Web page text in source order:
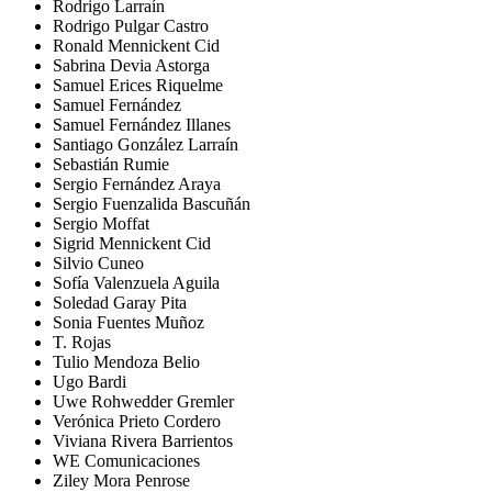
Rodrigo Larraín
Rodrigo Pulgar Castro
Ronald Mennickent Cid
Sabrina Devia Astorga
Samuel Erices Riquelme
Samuel Fernández
Samuel Fernández Illanes
Santiago González Larraín
Sebastián Rumie
Sergio Fernández Araya
Sergio Fuenzalida Bascuñán
Sergio Moffat
Sigrid Mennickent Cid
Silvio Cuneo
Sofía Valenzuela Aguila
Soledad Garay Pita
Sonia Fuentes Muñoz
T. Rojas
Tulio Mendoza Belio
Ugo Bardi
Uwe Rohwedder Gremler
Verónica Prieto Cordero
Viviana Rivera Barrientos
WE Comunicaciones
Ziley Mora Penrose